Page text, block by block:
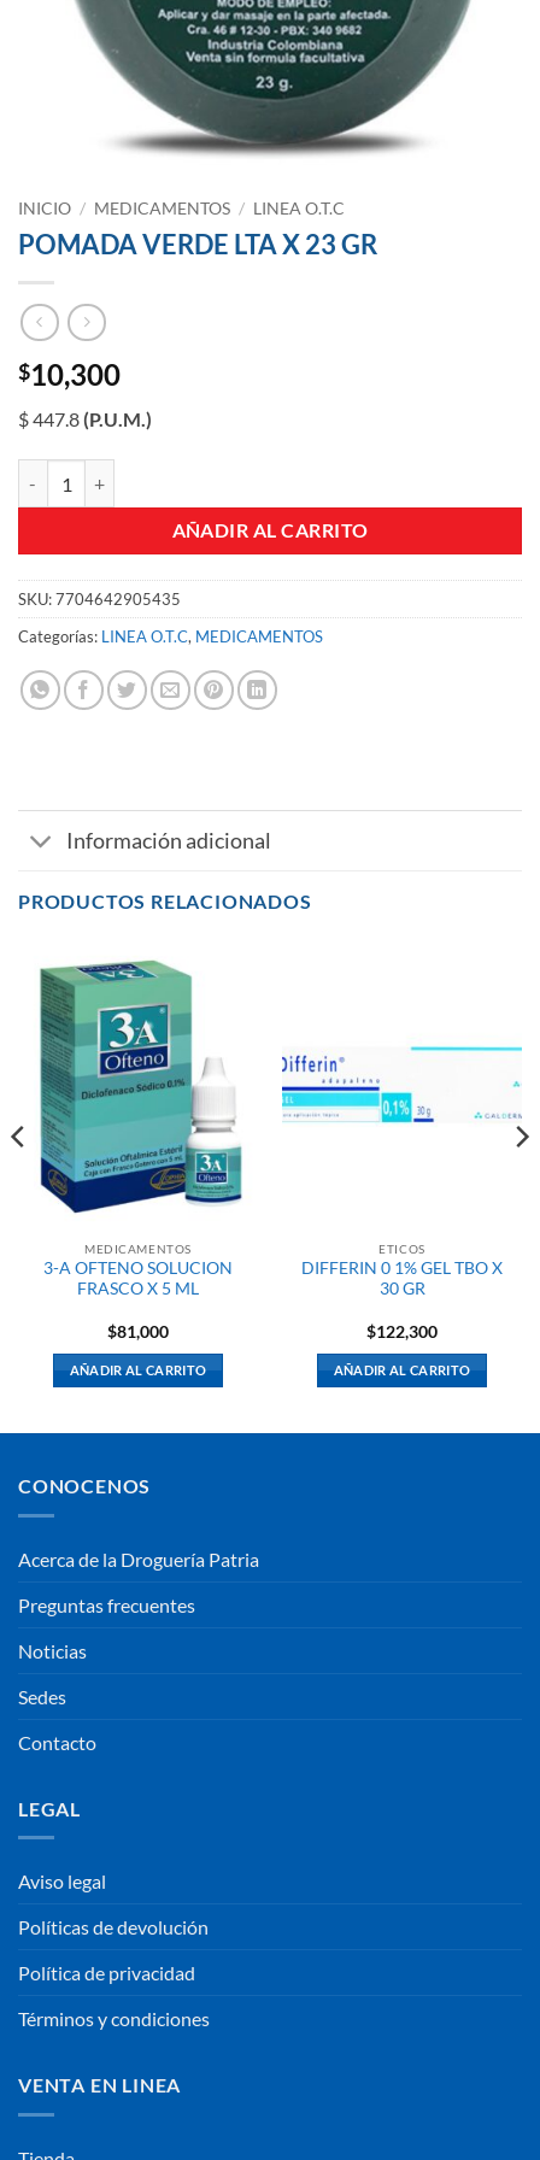
INICIO / MEDICAMENTOS / LINEA O.T.C
POMADA VERDE LTA X 23 GR
$10,300
$ 447.8(P.U.M.)
AÑADIR AL CARRITO
SKU:7704642905435
Categorías: LINEA O.T.C, MEDICAMENTOS
Información adicional
PRODUCTOS RELACIONADOS
MEDICAMENTOS
3-A OFTENO SOLUCION
FRASCO X 5 ML
$81,000
AÑADIR AL CARRITO
ETICOS
DIFFERIN 0 1% GEL TBO X
30 GR
$122,300
AÑADIR AL CARRITO
CONOCENOS
Acerca de la Droguería Patria
Preguntas frecuentes
Noticias
Sedes
Contacto
LEGAL
Aviso legal
Políticas de devolución
Política de privacidad
Términos y condiciones
VENTA EN LINEA